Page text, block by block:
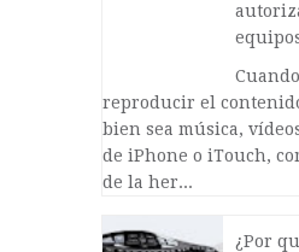
reproducir el
bien sea música,
de iPhone o iTouch,
de la her...
¿Por